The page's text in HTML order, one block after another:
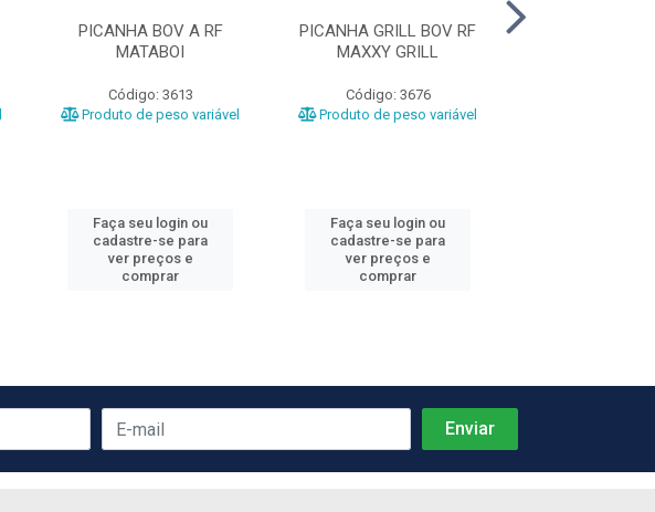
PICANHA BOV A RF
MATABOI
Código: 3613
Produto de peso variável
Faça seu login ou
cadastre-se para
ver preços e
comprar
PICANHA GRILL BOV RF
MAXXY GRILL
Código: 3676
Produto de peso variável
Faça seu login ou
cadastre-se para
ver preços e
comprar